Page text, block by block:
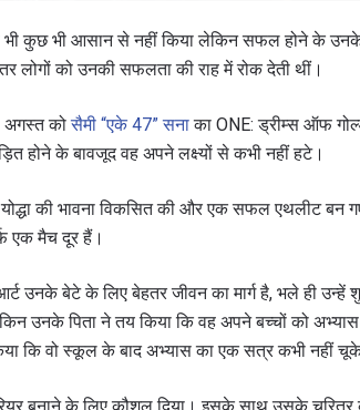
भी कुछ भी आसान से नहीं किया लेकिन सफल होने के
लोगों को उनकी सफलता की राह में रोक देती थीं।
अगस्त कोसैमी “एके 47” सनाका ONE: ड्रीम्स ऑफ
होने के बावजूद वह अपने लक्ष्यों से कभी नहीं हटे।
की भावना विकसित की और एक सफल एथलीट बन
एक मैच दूर हैं।
उनके बेटे के लिए बेहतर जीवन का मार्ग है, भले ही उन्हें
उनके पिता ने तय किया कि वह अपने बच्चों को
कि वो स्कूल के बाद अभ्यास का एक सत्र कभी नहीं